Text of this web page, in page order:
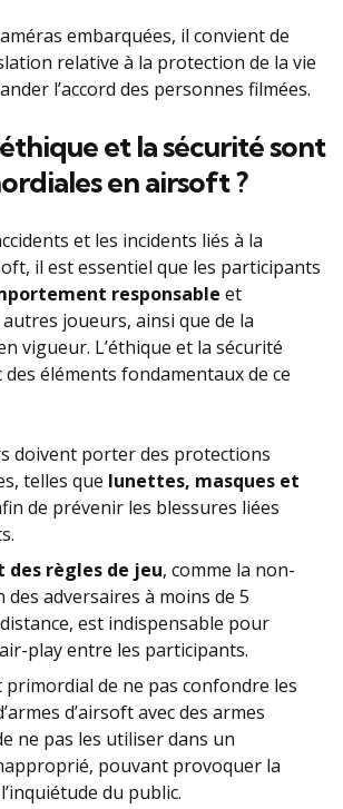
embarquées, il convient de
relative à la protection de la vie
l’accord des personnes filmées.
et la sécurité sont
en airsoft ?
et les incidents liés à la
il est essentiel que les participants
responsable et
joueurs, ainsi que de la
vigueur. L’éthique et la sécurité
éléments fondamentaux de ce
doivent porter des protections
telles que lunettes, masques et
de prévenir les blessures liées
des règles de jeu, comme la non-
adversaires à moins de 5
est indispensable pour
play entre les participants.
primordial de ne pas confondre les
d’airsoft avec des armes
ne pas les utiliser dans un
pouvant provoquer la
du public.